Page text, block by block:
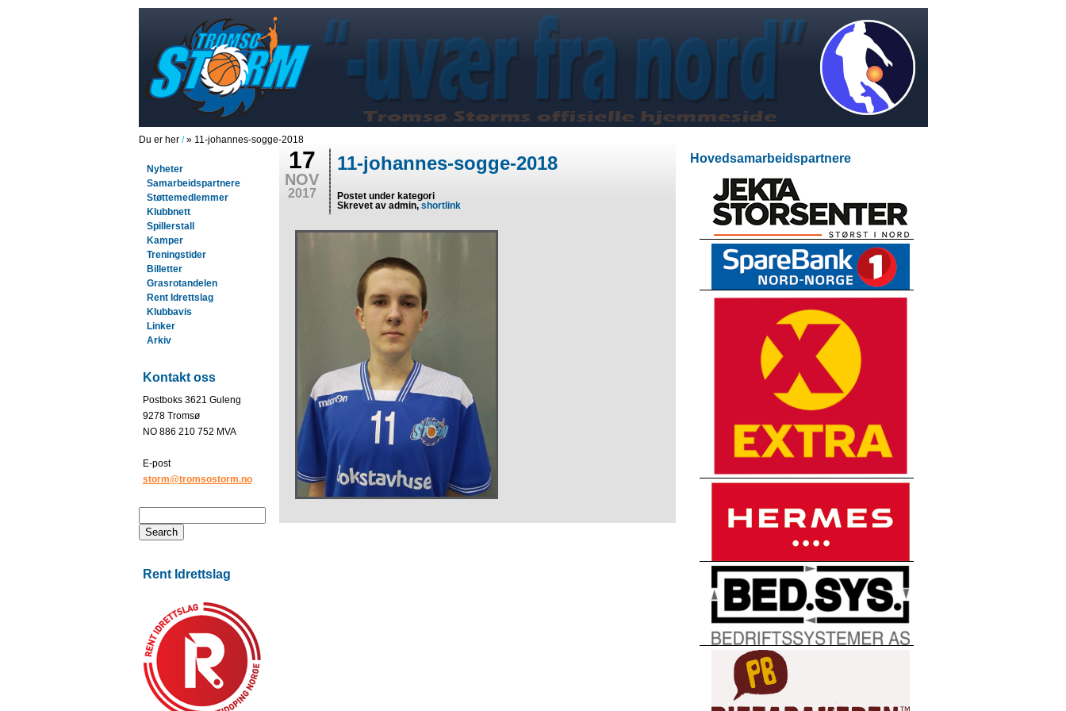
Du er her /» 11-johannes-sogge-2018
Nyheter
Samarbeidspartnere
Støttemedlemmer
Klubbnett
Spillerstall
Kamper
Treningstider
Billetter
Grasrotandelen
Rent Idrettslag
Klubbavis
Linker
Arkiv
Kontakt oss
Postboks 3621 Guleng
9278 Tromsø
NO 886 210 752 MVA
E-post
storm@tromsostorm.no
Rent Idrettslag
17
NOV
2017
11-johannes-sogge-2018
Postet under kategori
Skrevet av admin, shortlink
Hovedsamarbeidspartnere